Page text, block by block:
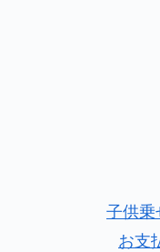
子供乗
お支